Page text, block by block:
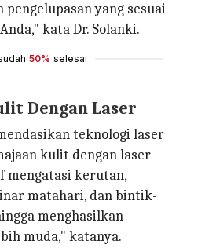
yang sesuai
kata Dr. Solanki.
50% selesai
Dengan Laser
teknologi laser
kulit dengan laser
mengatasi kerutan,
matahari, dan bintik-
menghasilkan
muda," katanya.